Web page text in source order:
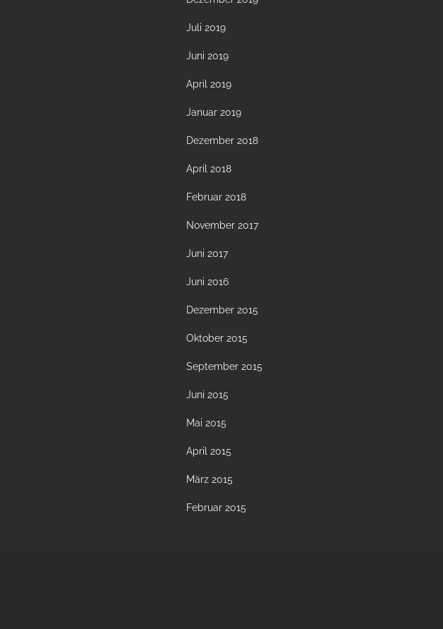
Juli 2019
Juni 2019
April 2019
Januar 2019
Dezember 2018
April 2018
Februar 2018
November 2017
Juni 2017
Juni 2016
Dezember 2015
Oktober 2015
September 2015
Juni 2015
Mai 2015
April 2015
März 2015
Februar 2015